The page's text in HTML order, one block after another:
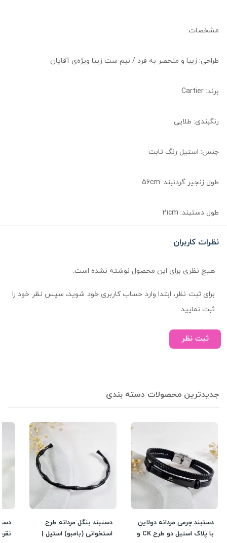
مشخصات:
طراحی: زیبا و منحصر به فرد / نیم ست زیبا ویژه‌ی آقایان
برند: Cartier
رنگبندی: طلایی
جنس: استیل رنگ ثابت
طول زنجیر گردنبند: 56cm
طول دستبند: 21cm
نظرات کاربران
هیچ نظری برای این محصول نوشته نشده است.
برای ثبت نظر، ابتدا وارد حساب کاربری خود شوید، سپس نظر خود را
ثبت نمایید.
ثبت نظر
جدیدترین محصولات دسته بندی
دستبند چرمی مردانه دولاین
با پلاک استیل دو طرح CK و
دستبند بنگل مردانه طرح
استخوانی (بامبو) استیل |